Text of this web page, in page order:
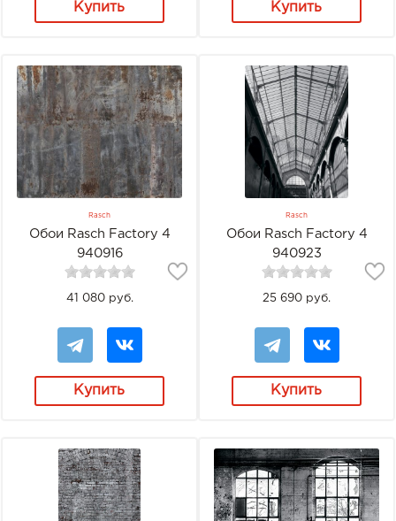
Купить Купить
Rasch
Обои Rasch Factory 4
940916
41 080 руб.
Купить
Rasch
Обои Rasch Factory 4
940923
25 690 руб.
Купить